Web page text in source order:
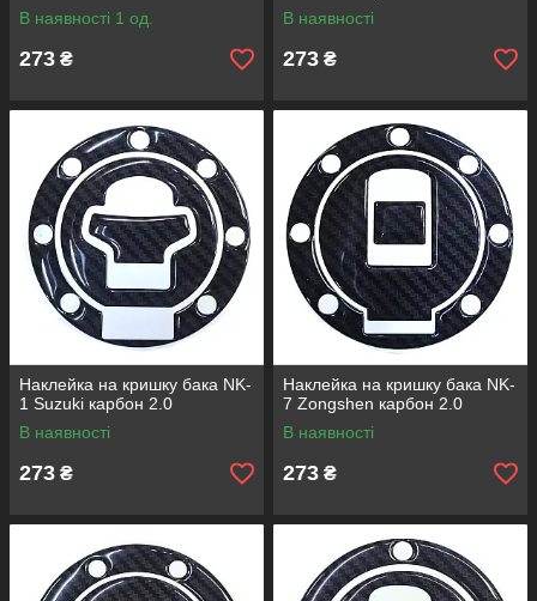
В наявності 1 од.
273 ₴
В наявності
273 ₴
Наклейка на кришку бака NK-
1 Suzuki карбон 2.0
В наявності
273 ₴
Наклейка на кришку бака NK-
7 Zongshen карбон 2.0
В наявності
273 ₴